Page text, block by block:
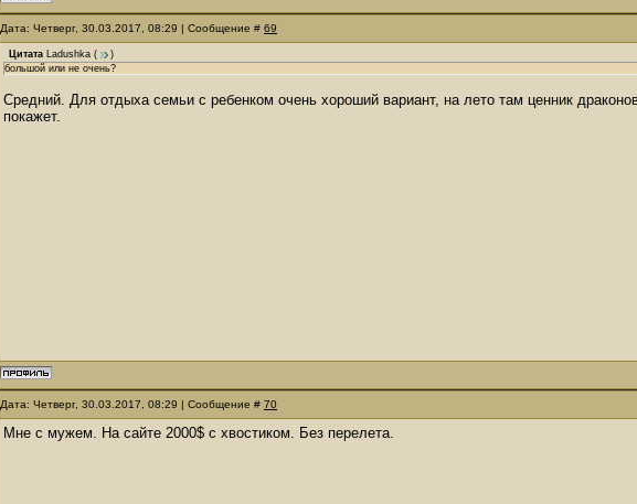
Дата: Четверг, 30.03.2017, 08:29 | Сообщение # 69
Цитата Ladushka (
)
большой или не очень?
Средний. Для отдыха семьи с ребенком очень хороший вариант, на лето там ценник
покажет.
Дата: Четверг, 30.03.2017, 08:29 | Сообщение # 70
Мне с мужем. На сайте 2000$ с хвостиком. Без перелета.